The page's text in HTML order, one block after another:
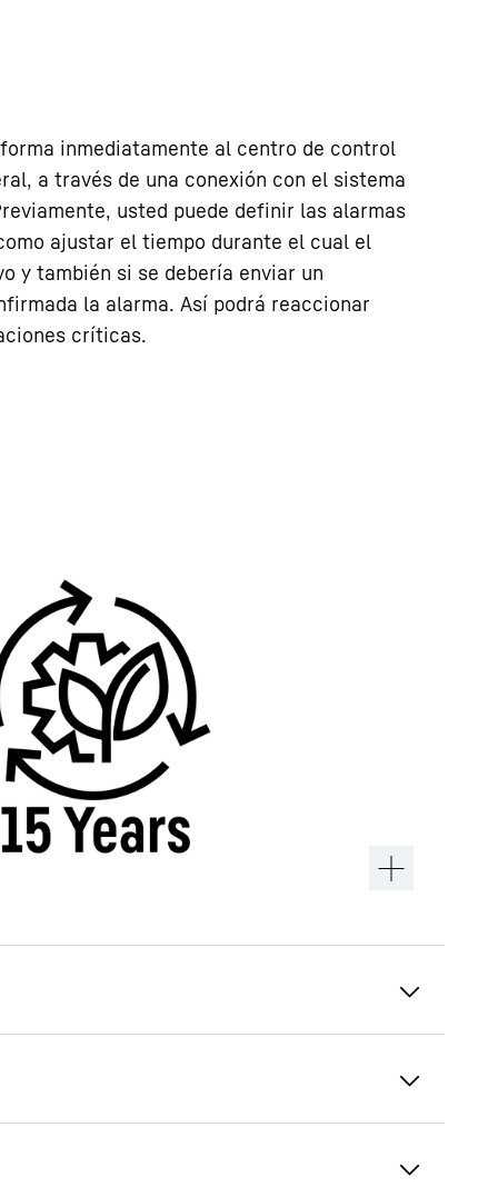
inmediatamente al centro de control
a través de una conexión con el sistema
usted puede definir las alarmas
ajustar el tiempo durante el cual el
y también si se debería enviar un
la alarma. Así podrá reaccionar
críticas.
almacenadas, es necesario contar
un historial claro de las anomalías que se